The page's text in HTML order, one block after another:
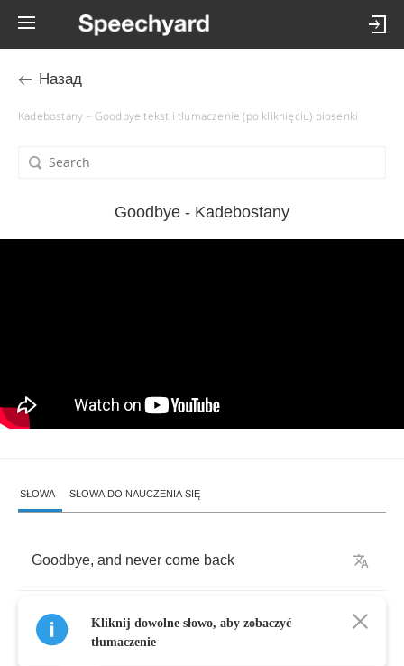
Назад
Kadebostany – Goodbye tekst i tłumaczenie (po kliknięciu) piosenki
Goodbye - Kadebostany
SŁOWA SŁOWA DO NAUCZENIA SIĘ
Goodbye, and never come back
My back is not heavy enough to carry you
my shoulder
Kliknij dowolne słowo, aby zobaczyć
tłumaczenie